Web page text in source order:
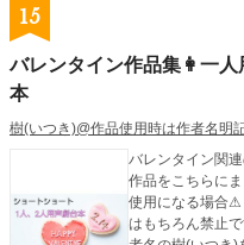
15
バレンタイン作品集👩一
本
樹(いつき)@作品使用時は作者名明
バレンタイン関
作品をこちらにまとめました。 ⚠
使用になる場合⚠
はもちろん禁止